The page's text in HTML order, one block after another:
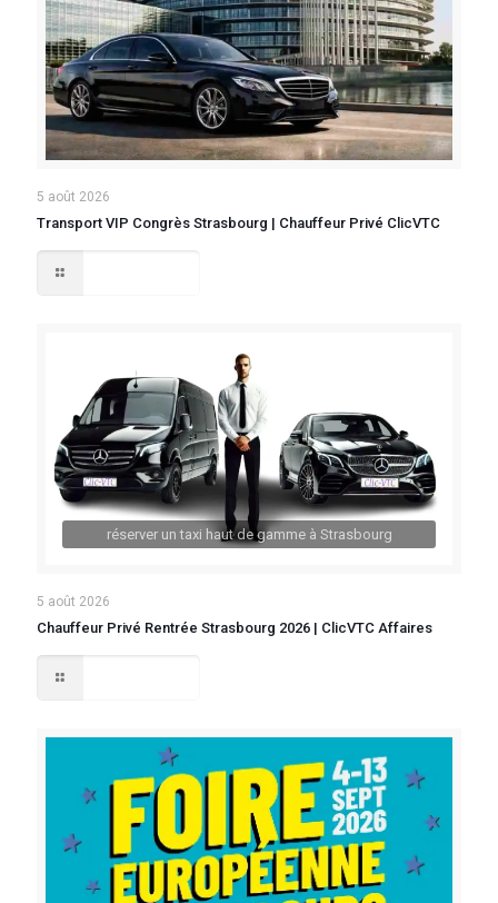
5 août 2026
Transport VIP Congrès Strasbourg | Chauffeur Privé ClicVTC
réserver un taxi haut de gamme à Strasbourg
5 août 2026
Chauffeur Privé Rentrée Strasbourg 2026 | ClicVTC Affaires